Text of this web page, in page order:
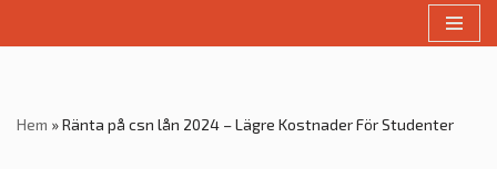
Hem »Ränta på csn lån 2024 – Lägre Kostnader För Studenter